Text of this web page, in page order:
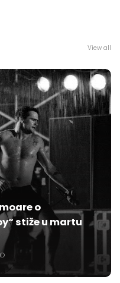
View all
o
stiže u martu